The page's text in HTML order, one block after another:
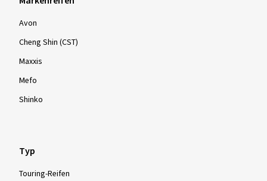
Avon
Cheng Shin (CST)
Maxxis
Mefo
Shinko
Typ
Touring-Reifen